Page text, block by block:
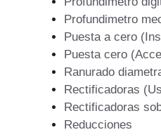
Profundimetro
Puesta a cero
Puesta cero
Ranurado
Rectificadoras
Rectificadoras
Reducciones